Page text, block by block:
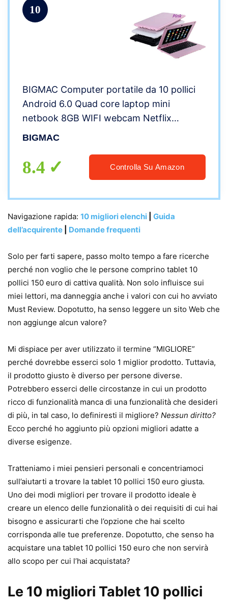
10
BIGMAC Computer portatile da 10 pollici
Android 6.0 Quad core laptop mini
netbook 8GB WIFI webcam Netflix
YouTube google Flash ultra-sottile (Rosa)
BIGMAC
8.4 Controlla Su Amazon
Navigazione rapida: 10 migliori elenchi
Guida
dell’acquirente
Domande frequenti
Solo per farti sapere, passo molto tempo a fare ricerche
perché non voglio che le persone comprino tablet 10
pollici 150 euro di cattiva qualità. Non solo influisce sui
miei lettori, ma danneggia anche i valori con cui ho avviato
Must Review. Dopotutto, ha senso leggere un sito Web che
non aggiunge alcun valore?
Mi dispiace per aver utilizzato il termine “MIGLIORE”
perché dovrebbe esserci solo 1 miglior prodotto. Tuttavia,
il prodotto giusto è diverso per persone diverse.
Potrebbero esserci delle circostanze in cui un prodotto
ricco di funzionalità manca di una funzionalità che desideri
di più, in tal caso, lo definiresti il ​​migliore? Nessun diritto?
Ecco perché ho aggiunto più opzioni migliori adatte a
diverse esigenze.
Tratteniamo i miei pensieri personali e concentriamoci
sull’aiutarti a trovare la tablet 10 pollici 150 euro giusta.
Uno dei modi migliori per trovare il prodotto ideale è
creare un elenco delle funzionalità o dei requisiti di cui hai
bisogno e assicurarti che l’opzione che hai scelto
corrisponda alle tue preferenze. Dopotutto, che senso ha
acquistare una tablet 10 pollici 150 euro che non servirà
allo scopo per cui l’hai acquistata?
Le 10 migliori Tablet 10 pollici